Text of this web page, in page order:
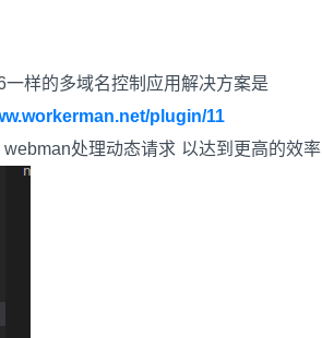
样的多域名控制应用解决方案是
plugin/11
处理动态请求 以达到更高的效率